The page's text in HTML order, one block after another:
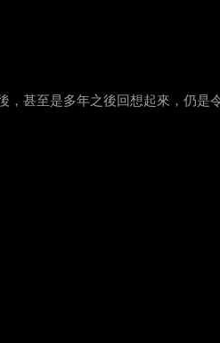
甚至是多年之後回想起來，仍是